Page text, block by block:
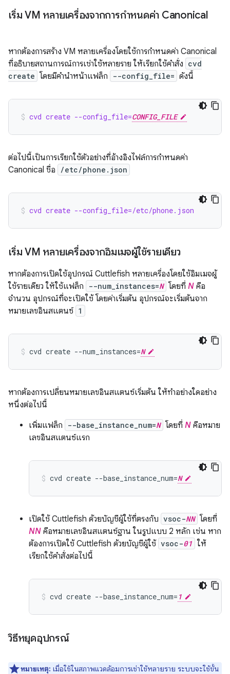
เริ่ม VM หลายเครื่องจากการกำหนดค่า Canonical
หากต้องการสร้าง VM หลายเครื่องโดยใช้การกำหนดค่า Canonical
ที่อธิบายสถานการณ์การเช่าใช้หลายราย ให้เรียกใช้คำสั่ง cvd
create โดยมีคำนำหน้าแฟล็ก --config_file= ดังนี้
cvd create --config_file=CONFIG_FILE
ต่อไปนี้เป็นการเรียกใช้ตัวอย่างที่อ้างอิงไฟล์การกำหนดค่า
Canonical ชื่อ
/etc/phone.json
cvd create --config_file=/etc/phone.json
เริ่ม VM หลายเครื่องจากอิมเมจผู้ใช้รายเดียว
หากต้องการเปิดใช้อุปกรณ์ Cuttlefish หลายเครื่องโดยใช้อิมเมจผู้
ใช้รายเดียว ให้ใช้แฟล็ก
--num_instances=N โดยที่ N คือ
จำนวน อุปกรณ์ที่จะเปิดใช้ โดยค่าเริ่มต้น อุปกรณ์จะเริ่มต้นจาก
หมายเลขอินสแตนซ์ 1
cvd create --num_instances=N
หากต้องการเปลี่ยนหมายเลขอินสแตนซ์เริ่มต้น ให้ทำอย่างใดอย่าง
หนึ่งต่อไปนี้
เพิ่มแฟล็ก
--base_instance_num=N โดยที่ N คือหมาย
เลขอินสแตนซ์แรก
cvd create --base_instance_num=N
เปิดใช้ Cuttlefish ด้วยบัญชีผู้ใช้ที่ตรงกับ vsoc-NN โดยที่
NN คือหมายเลขอินสแตนซ์ฐาน ในรูปแบบ 2 หลัก เช่น หาก
ต้องการเปิดใช้ Cuttlefish ด้วยบัญชีผู้ใช้ vsoc-01 ให้
เรียกใช้คำสั่งต่อไปนี้
cvd create --base_instance_num= 1
วิธีหยุดอุปกรณ์
หมายเหตุ: เมื่อใช้ในสภาพแวดล้อมการเช่าใช้หลายราย ระบบจะใช้ขั้น